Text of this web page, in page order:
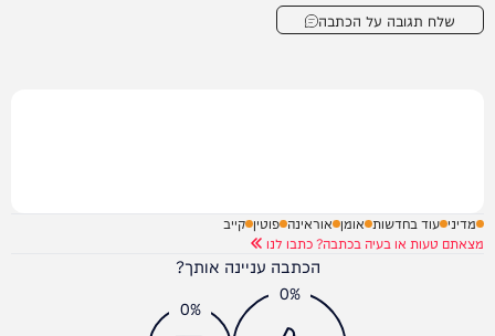
שלח תגובה על הכתבה
מדיני עוד בחדשות אומן אוראינה פוטין קייב
מצאתם טעות או בעיה בכתבה? כתבו לנו
הכתבה עניינה אותך?
0%
0%